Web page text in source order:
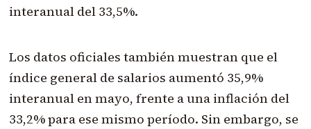
interanual del 33,5%.
Los datos oficiales también muestran que el
índice general de salarios aumentó 35,9%
interanual en mayo, frente a una inflación del
33,2% para ese mismo período. Sin embargo, se